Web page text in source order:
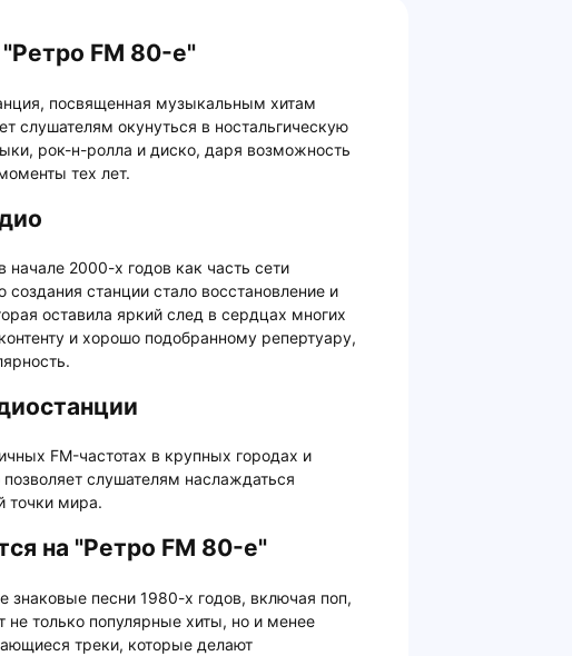
FM 80-е"
посвященная музыкальным хитам
слушателям окунуться в ностальгическую
рок-н-ролла и диско, даря возможность
тех лет.
2000-х годов как часть сети
станции стало восстановление и
оставила яркий след в сердцах многих
и хорошо подобранному репертуару,
FM-частотах в крупных городах и
слушателям наслаждаться
точки мира.
на "Ретро FM 80-е"
знаковые песни 1980-х годов, включая поп,
не только популярные хиты, но и менее
треки, которые делают